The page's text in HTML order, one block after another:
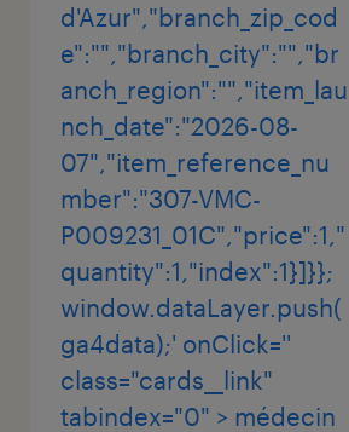
d'Azur","branch_zip_cod
e":"","branch_city":"","br
anch_region":"","item_lau
nch_date":"2026-08-
07","item_reference_nu
mber":"307-VMC-
P009231_01C","price":1,"
quantity":1,"index":1}]}};
window.dataLayer.push(
ga4data);' onClick=''
class="cards__link"
tabindex="0" > médecin